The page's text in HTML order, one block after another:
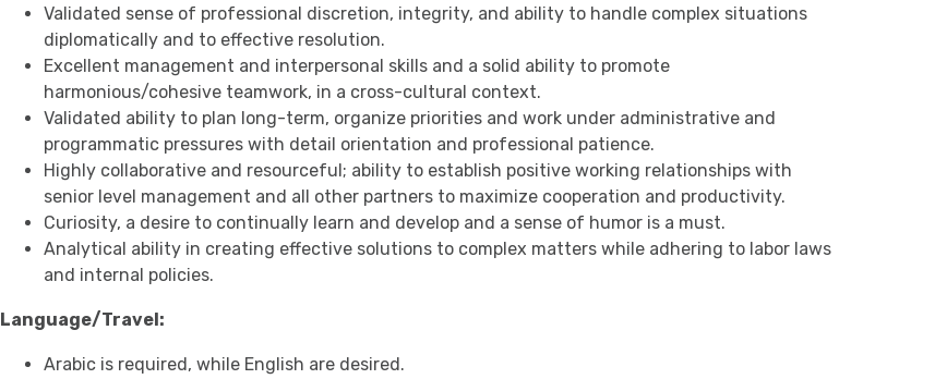
Validated sense of professional discretion, integrity, and ability to handle complex situations
diplomatically and to effective resolution.
Excellent management and interpersonal skills and a solid ability to promote
harmonious/cohesive teamwork, in a cross-cultural context.
Validated ability to plan long-term, organize priorities and work under administrative and
programmatic pressures with detail orientation and professional patience.
Highly collaborative and resourceful; ability to establish positive working relationships with
senior level management and all other partners to maximize cooperation and productivity.
Curiosity, a desire to continually learn and develop and a sense of humor is a must.
Analytical ability in creating effective solutions to complex matters while adhering to labor laws
and internal policies.
Language/Travel:
Arabic is required, while English are desired.